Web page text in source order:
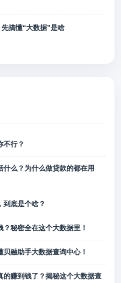
搞懂“大数据”是啥
不行？
么？为什么做贷款的都在用
到底是个啥？
秘密全在这个大数据里！
融助手大数据查询中心！
的赚到钱了？揭秘这个大数据查